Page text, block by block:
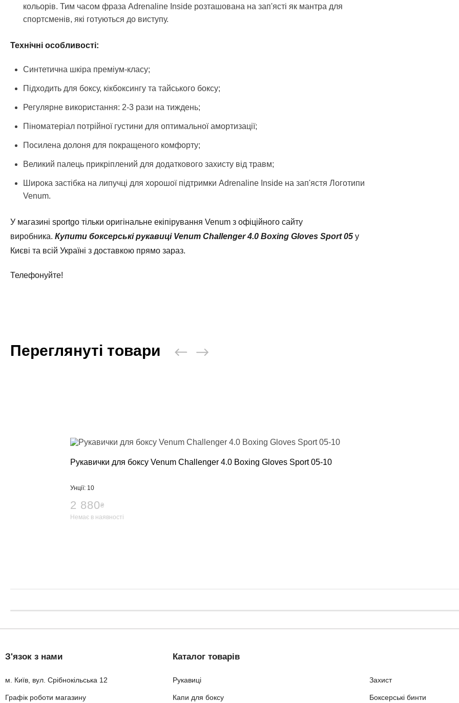
кольорів. Тим часом фраза Adrenaline Inside розташована на зап'ясті як мантра для
спортсменів, які готуються до виступу.
Технічні особливості:
Синтетична шкіра преміум-класу;
Підходить для боксу, кікбоксингу та тайського боксу;
Регулярне використання: 2-3 рази на тиждень;
Піноматеріал потрійної густини для оптимальної амортизації;
Посилена долоня для покращеного комфорту;
Великий палець прикріплений для додаткового захисту від травм;
Широка застібка на липучці для хорошої підтримки Adrenaline Inside на зап'ястя Логотипи
Venum.
У магазині sportgo тільки оригінальне екіпірування Venum з офіційного сайту
виробника. Купити боксерські рукавиці Venum Challenger 4.0 Boxing Gloves Sport 05 у
Києві та всій Україні з доставкою прямо зараз.
Телефонуйте!
Переглянуті товари
Рукавички для боксу Venum Challenger 4.0 Boxing Gloves Sport 05-10
Унції: 10
2 880₴
Немає в наявності
З'язок з нами
м. Київ, вул. Срібнокільська 12
Графік роботи магазину
Каталог товарів
Рукавиці Захист
Капи для боксу Боксерські бинти